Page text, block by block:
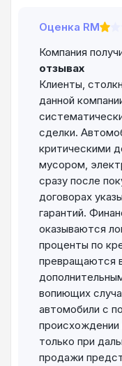
Оценка RM
Компания
отзывах
Клиенты,
данной
сделки.
критическими
мусором,
сразу после
договорах
гарантий.
оказываются
проценты по
превращаются
вопиющих
автомобили с
происхождении
только при
продажи